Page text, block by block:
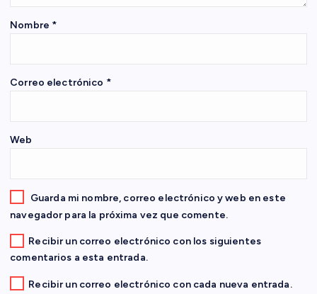
e
r
d
a
s
Nombre *
Correo electrónico *
Web
Guarda mi nombre, correo electrónico y web en este
navegador para la próxima vez que comente.
Recibir un correo electrónico con los siguientes
comentarios a esta entrada.
Recibir un correo electrónico con cada nueva entrada.